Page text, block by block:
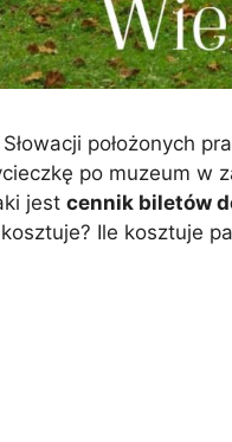
położonych
po muzeum w
jest cennik biletów
Ile kosztuje